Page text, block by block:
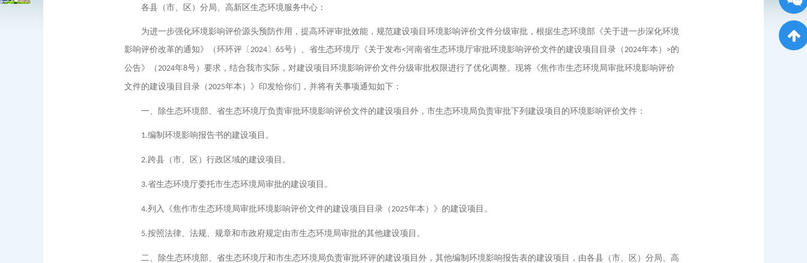
各县（市、区）分局、高新区生态环境服务中心：
为进一步强化环境影响评价源头预防作用，提高环评审批效能，规范建设项目环境影响评价文件分级审批，根据生态环境部《关于进一步深化环境
影响评价改革的通知》（环环评〔 2024 〕 65号）、省生态环境厅《关于发布<河南省生态环境厅审批环境影响评价文件的建设项目目录（2024年本） >的
公告》（2024年8号）要求，结合我市实际，对建设项目环境影响评价文件分级审批权限进行了优化调整。现将《焦作市生态环境局审批环境影响评价
文件的建设项目目录（2025年本）》印发给你们，并将有关事项通知如下：
一、除生态环境部、省生态环境厅负责审批环境影响评价文件的建设项目外，市生态环境局负责审批下列建设项目的环境影响评价文件：
1.编制环境影响报告书的建设项目。
2.跨县（市、区）行政区域的建设项目。
3.省生态环境厅委托市生态环境局审批的建设项目。
4.列入《焦作市生态环境局审批环境影响评价文件的建设项目目录（2025年本）》的建设项目。
5.按照法律、法规、规章和市政府规定由市生态环境局审批的其他建设项目。
二、除生态环境部、省生态环境厅和市生态环境局负责审批环评的建设项目外，其他编制环境影响报告表的建设项目，由各县（市、区）分局、高